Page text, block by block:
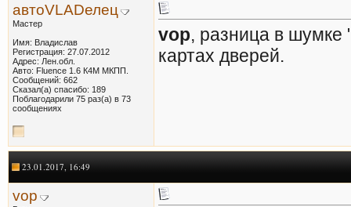
автоVLADелец
Мастер
Имя: Владислав
Регистрация: 27.07.2012
Адрес: Лен.обл.
Авто: Fluence 1.6 К4М МКПП.
Сообщений: 662
Сказал(а) спасибо: 189
Поблагодарили 75 раз(а) в 73
сообщениях
vop, разница в шумке
картах дверей.
23.01.2017, 16:49
vop